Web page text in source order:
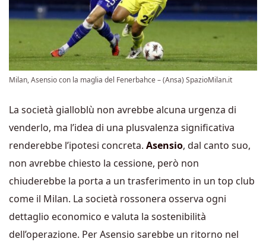
Milan, Asensio con la maglia del Fenerbahce – (Ansa) SpazioMilan.it
La società gialloblù non avrebbe alcuna urgenza di
venderlo, ma l’idea di una plusvalenza significativa
renderebbe l’ipotesi concreta. Asensio, dal canto suo,
non avrebbe chiesto la cessione, però non
chiuderebbe la porta a un trasferimento in un top club
come il Milan. La società rossonera osserva ogni
dettaglio economico e valuta la sostenibilità
dell’operazione. Per Asensio sarebbe un ritorno nel